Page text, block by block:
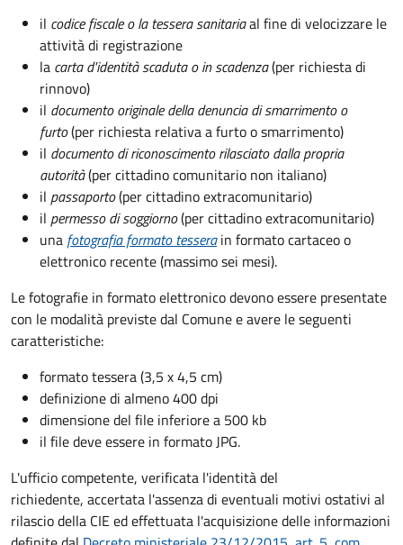
il codice fiscale o la tessera sanitariaal fine di velocizzare le
attività di registrazione
la carta d'identità scaduta o in scadenza(per richiesta di
rinnovo)
il documento originale della denuncia di smarrimento o
furto(per richiesta relativa a furto o smarrimento)
il documento di riconoscimento rilasciato dalla propria
autorità(per cittadino comunitario non italiano)
il passaporto(per cittadino extracomunitario)
il permesso di soggiorno(per cittadino extracomunitario)
una fotografia formato tessera in formato cartaceo o
elettronico recente (massimo sei mesi).
Le fotografie in formato elettronico devono essere presentate
con le modalità previste dal Comune e avere le seguenti
caratteristiche:
formato tessera (3,5 x 4,5 cm)
definizione di almeno 400 dpi
dimensione del file inferiore a 500 kb
il file deve essere in formato JPG.
L'ufficio competente, verificata l'identità del
richiedente, accertata l'assenza di eventuali motivi ostativi al
rilascio della CIE ed effettuata l'acquisizione delle informazioni